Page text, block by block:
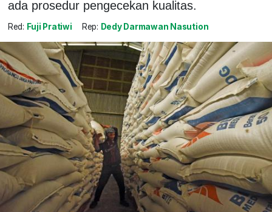
ada prosedur pengecekan kualitas.
Red: Fuji Pratiwi Rep: Dedy Darmawan Nasution